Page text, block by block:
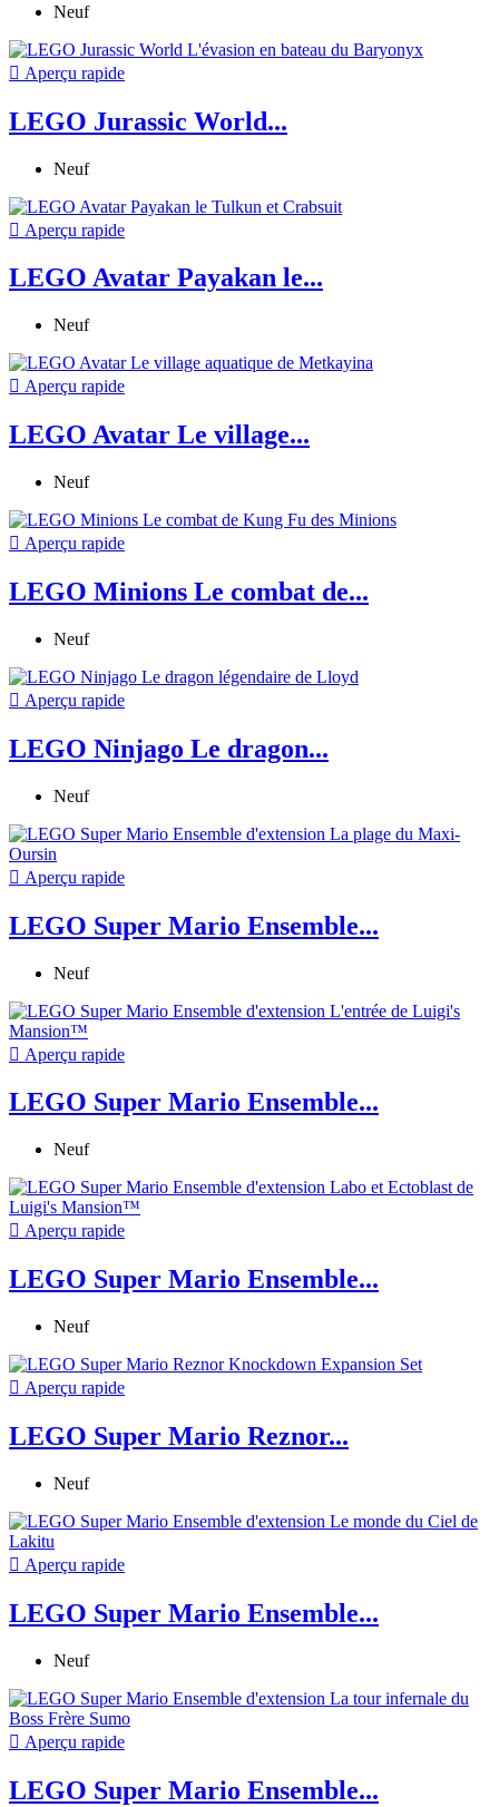
Neuf
 Aperçu rapide
LEGO Jurassic World...
Neuf
 Aperçu rapide
LEGO Avatar Payakan le...
Neuf
 Aperçu rapide
LEGO Avatar Le village...
Neuf
 Aperçu rapide
LEGO Minions Le combat de...
Neuf
 Aperçu rapide
LEGO Ninjago Le dragon...
Neuf
 Aperçu rapide
LEGO Super Mario Ensemble...
Neuf
 Aperçu rapide
LEGO Super Mario Ensemble...
Neuf
 Aperçu rapide
LEGO Super Mario Ensemble...
Neuf
 Aperçu rapide
LEGO Super Mario Reznor...
Neuf
 Aperçu rapide
LEGO Super Mario Ensemble...
Neuf
 Aperçu rapide
LEGO Super Mario Ensemble...